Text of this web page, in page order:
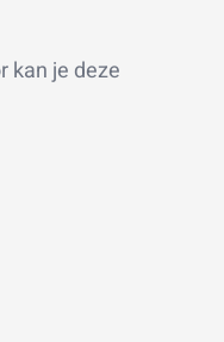
kan je deze